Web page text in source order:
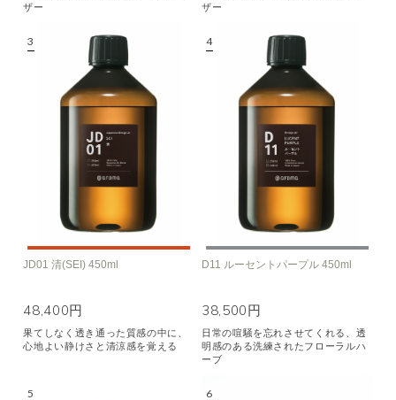
ザー
ザー
JD01 清(SEI) 450ml
48,400円
果てしなく透き通った質感の中に、
心地よい静けさと清涼感を覚える
D11 ルーセントパープル 450ml
38,500円
日常の喧騒を忘れさせてくれる、透
明感のある洗練されたフローラルハ
ーブ